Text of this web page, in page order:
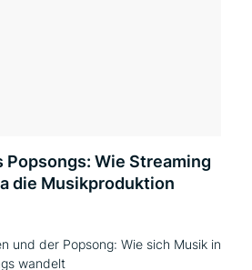
Popsongs: Wie Streaming
die Musikproduktion
und der Popsong: Wie sich Musik in
wandelt